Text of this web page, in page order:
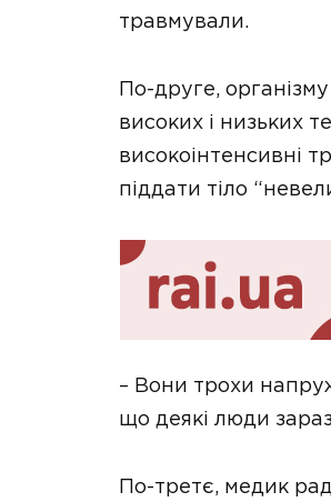
травмували.
По-друге,
високих і низьких
високоінтенсивні
піддати тіло
– Вони трохи
що деякі люди
По-третє, медик